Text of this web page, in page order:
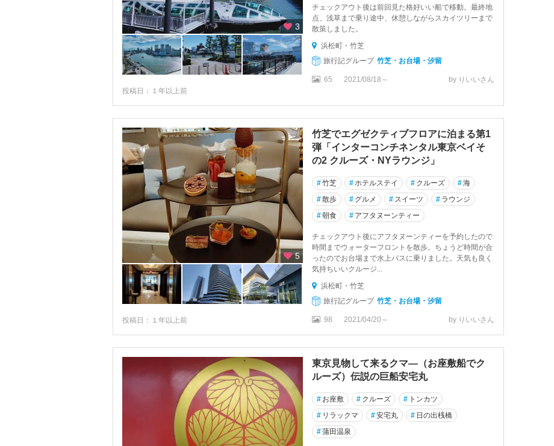
3
投稿日：１年以上前
チェックアウト後は前回見た格好いい船で移動。最終地
点、浅草まで乗り途中、休憩しながらスカイツリーまで
散策しました。
浜松町・竹芝
旅行記グループ 竹芝・お台場・汐留
65 2021/08/18～ by りいいさん
5
投稿日：１年以上前
竹芝でエグゼクティブフロアに泊まる第1
弾「インターコンチネンタル東京ベイそ
の2 クルーズ・NYラウンジ」
#竹芝 #ホテルステイ # クルーズ #海
#散歩 # グルメ # スイーツ # ラウンジ
#朝食 # アフタヌーンティー
チェックアウト後にアフタヌーンティーを予約したので
時間までウォーターフロントを散歩。ちょうど時間が合
ったのでお台場まで水上バスに乗りました。天気も良く
気持ちいいクルージ...
浜松町・竹芝
旅行記グループ 竹芝・お台場・汐留
98 2021/04/20～ by りいいさん
東京見物して来るクマ―（お座敷船でク
ルーズ）伝説の巨船安宅丸
# お座敷 # クルーズ # トンカツ
# リラックマ #安宅丸 # 日の出桟橋
#蒲田温泉